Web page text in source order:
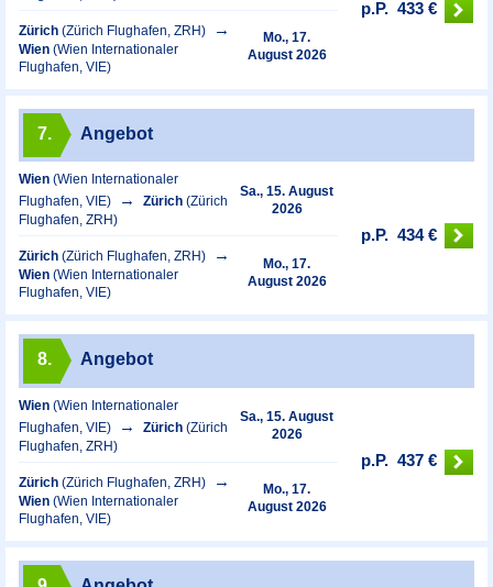
Zürich (Zürich Flughafen, ZRH)
Wien (Wien Internationaler
Flughafen, VIE)
Mo., 17.
August 2026
p.P. 433 €
7. Angebot
Wien (Wien Internationaler
Flughafen, VIE)
Zürich (Zürich
Flughafen, ZRH)
Sa., 15. August
2026
Zürich (Zürich Flughafen, ZRH)
Wien (Wien Internationaler
Flughafen, VIE)
Mo., 17.
August 2026
p.P. 434 €
8. Angebot
Wien (Wien Internationaler
Flughafen, VIE)
Zürich (Zürich
Flughafen, ZRH)
Sa., 15. August
2026
Zürich (Zürich Flughafen, ZRH)
Wien (Wien Internationaler
Flughafen, VIE)
Mo., 17.
August 2026
p.P. 437 €